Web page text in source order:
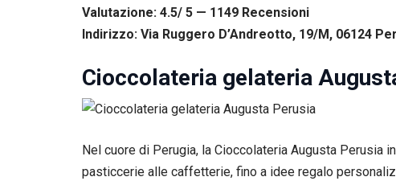
Valutazione: 4.5/ 5 — 1149 Recensioni
Indirizzo: Via Ruggero D’Andreotto, 19/M, 06124
Cioccolateria gelateria
Nel cuore di Perugia, la Cioccolateria Augusta Perusia
pasticcerie alle caffetterie, fino a idee regalo
funzionamento
Statistiche
consentirci
funzionalità